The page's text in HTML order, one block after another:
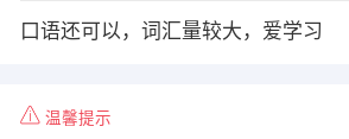
口语还可以，词汇量较大，爱学习
温馨提示